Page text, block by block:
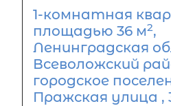
1-комнатная
площадью 36 м2,
Ленинградская
Всеволожский
городское
Пражская улица ,